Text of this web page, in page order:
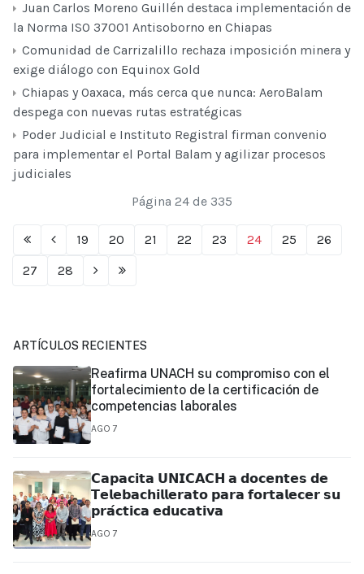
Juan Carlos Moreno Guillén destaca implementación de
la Norma ISO 37001 Antisoborno en Chiapas
Comunidad de Carrizalillo rechaza imposición minera y
exige diálogo con Equinox Gold
Chiapas y Oaxaca, más cerca que nunca: AeroBalam
despega con nuevas rutas estratégicas
Poder Judicial e Instituto Registral firman convenio
para implementar el Portal Balam y agilizar procesos
judiciales
Página 24 de 335
19 20 21 22 23 24 25
26
27
28
ARTÍCULOS RECIENTES
Reafirma UNACH su compromiso con el
fortalecimiento de la certificación de
competencias laborales
AGO 7
𝗖𝗮𝗽𝗮𝗰𝗶𝘁𝗮 𝗨𝗡𝗜𝗖𝗔𝗖𝗛 𝗮 𝗱𝗼𝗰𝗲𝗻𝘁𝗲𝘀 𝗱𝗲
𝗧𝗲𝗹𝗲𝗯𝗮𝗰𝗵𝗶𝗹𝗹𝗲𝗿𝗮𝘁𝗼 𝗽𝗮𝗿𝗮 𝗳𝗼𝗿𝘁𝗮𝗹𝗲𝗰𝗲𝗿 𝘀𝘂
𝗽𝗿𝗮́𝗰𝘁𝗶𝗰𝗮 𝗲𝗱𝘂𝗰𝗮𝘁𝗶𝘃𝗮
AGO 7